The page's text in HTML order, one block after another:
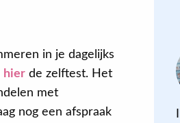
in je dagelijks
hier de zelftest. Het
met
nog een afspraak
Alex
gebeld voor een